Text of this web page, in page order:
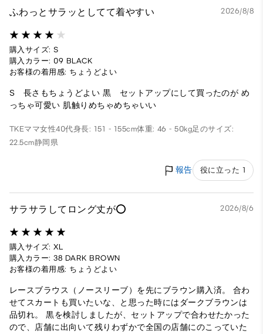
ふわっとサラッとしてて着やすい 2026/8/8
購入サイズ: S
購入カラー: 09 BLACK
お客様の着用感: ちょうどよい
S 長さもちょうどよい 黒 セットアップにして買ったのが め
っちゃ可愛い 肌触りめちゃめちゃいい
TKEママ女性40代身長: 151 - 155cm体重: 46 - 50kg足のサイズ:
22.5cm静岡県
報告 役に立った 1
サラサラしてロング丈が⭕️ 2026/8/6
購入サイズ: XL
購入カラー: 38 DARK BROWN
お客様の着用感: ちょうどよい
レースブラウス（ノースリーブ）を先にブラウン購入済。 合わ
せてスカートも買いたいな、と思った時にはダークブラウンは
品切れ。 黒を検討しましたが、セットアップで合わせたかった
ので、店舗に出向いて残りわずかで全国の店舗にのこっていた